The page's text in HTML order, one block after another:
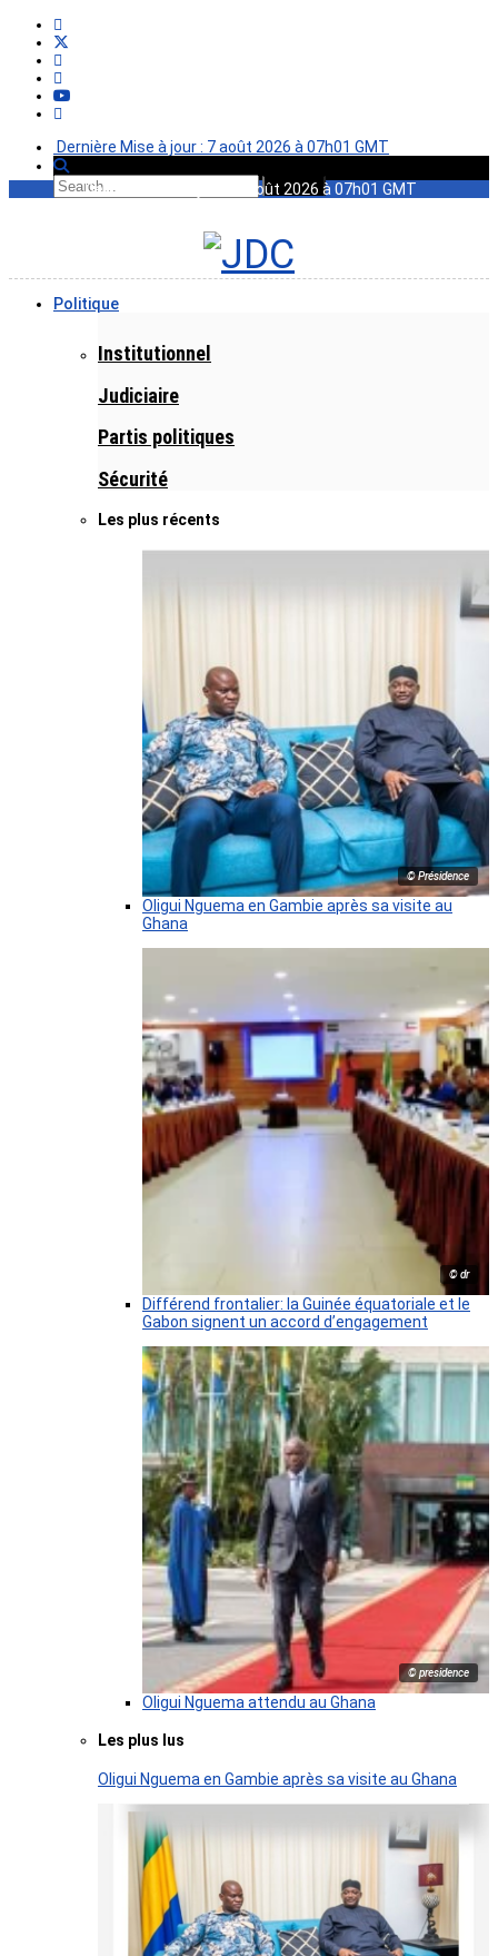
Dernière Mise à jour : 7 août 2026 à 07h01 GMT
Dernière Mise à jour : 7 août 2026 à 07h01 GMT
Politique
Institutionnel
Judiciaire
Partis politiques
Sécurité
Les plus récents
© Présidence
Oligui Nguema en Gambie après sa visite au
Ghana
© dr
Différend frontalier: la Guinée équatoriale et le
Gabon signent un accord d’engagement
© presidence
Oligui Nguema attendu au Ghana
Les plus lus
Oligui Nguema en Gambie après sa visite au Ghana